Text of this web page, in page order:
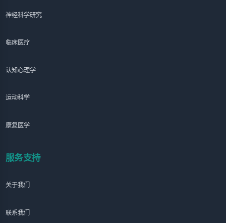
神经科学研究
临床医疗
认知心理学
运动科学
康复医学
服务支持
关于我们
联系我们